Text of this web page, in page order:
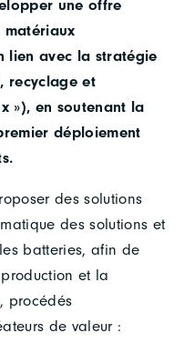
une offre
matériaux
lien avec la stratégie
recyclage et
»), en soutenant la
déploiement
des solutions
des solutions et
batteries, afin de
et la
procédés
de valeur :